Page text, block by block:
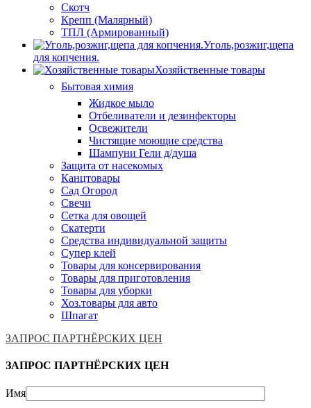
Скотч
Крепп (Малярный)
ТПЛ (Армированный)
Уголь,розжиг,щепа
для копчения.
Хозяйственные товары
Бытовая химия
Жидкое мыло
Отбеливатели и дезинфекторы
Освежители
Чистящие моющие средства
Шампуни Гели д/душа
Защита от насекомых
Канцтовары
Сад Огород
Свечи
Сетка для овощей
Скатерти
Средства индивидуальной защиты
Супер клей
Товары для консервирования
Товары для приготовления
Товары для уборки
Хоз.товары для авто
Шпагат
ЗАПРОС ПАРТНЁРСКИХ ЦЕН
ЗАПРОС ПАРТНЁРСКИХ ЦЕН
Имя